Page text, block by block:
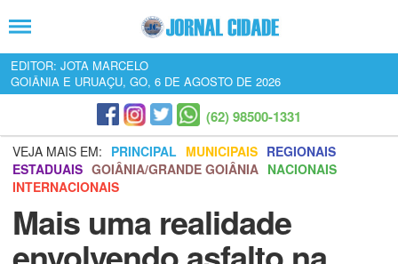
EDITOR: JOTA MARCELO
GOIÂNIA E URUAÇU, GO, 6 DE AGOSTO DE 2026
(62) 98500-1331
VEJA MAIS EM: PRINCIPAL MUNICIPAIS REGIONAIS
ESTADUAIS GOIÂNIA/GRANDE GOIÂNIA NACIONAIS
INTERNACIONAIS
Mais uma realidade